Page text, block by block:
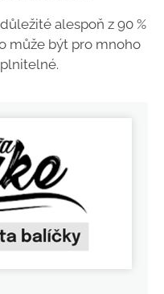
alespoň z 90 %
může být pro mnoho